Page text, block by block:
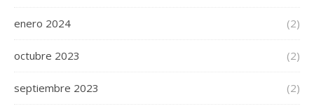
enero 2024 (2)
octubre 2023 (2)
septiembre 2023 (2)